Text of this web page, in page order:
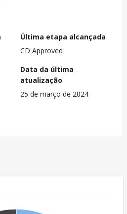
Última etapa alcançada
CD Approved
Data da última
atualização
25 de março de 2024